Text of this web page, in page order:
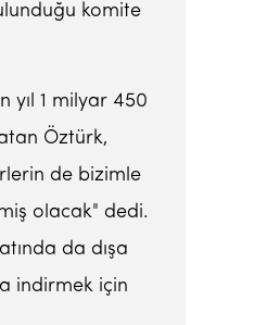
komite
yıl 1 milyar 450
Öztürk,
de bizimle
olacak" dedi.
da dışa
indirmek için